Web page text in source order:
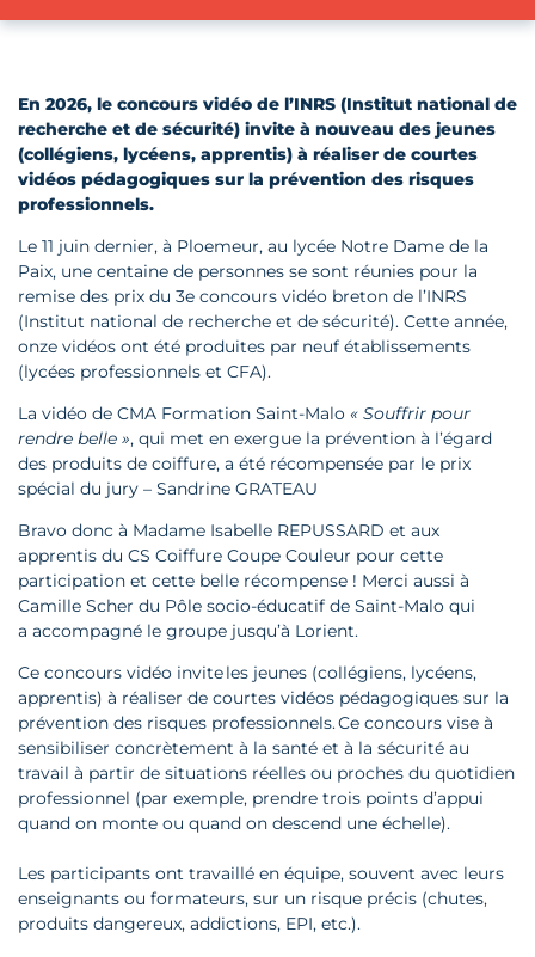
En 2026, le concours vidéo de l’INRS (Institut national de
recherche et de sécurité) invite à nouveau des jeunes
(collégiens, lycéens, apprentis) à réaliser de courtes
vidéos pédagogiques sur la prévention des risques
professionnels.
Le 11 juin dernier, à Ploemeur, au lycée Notre Dame de la
Paix, une centaine de personnes se sont réunies pour la
remise des prix du 3e concours vidéo breton de l’INRS
(Institut national de recherche et de sécurité). Cette année,
onze vidéos ont été produites par neuf établissements
(lycées professionnels et CFA).
La vidéo de CMA Formation Saint-Malo « Souffrir pour
rendre belle », qui met en exergue la prévention à l’égard
des produits de coiffure, a été récompensée par le prix
spécial du jury – Sandrine GRATEAU
Bravo donc à Madame Isabelle REPUSSARD et aux
apprentis du CS Coiffure Coupe Couleur pour cette
participation et cette belle récompense ! Merci aussi à
Camille Scher du Pôle socio-éducatif de Saint-Malo qui
a accompagné le groupe jusqu’à Lorient.
Ce concours vidéo invite les jeunes (collégiens, lycéens,
apprentis) à réaliser de courtes vidéos pédagogiques sur la
prévention des risques professionnels. Ce concours vise à
sensibiliser concrètement à la santé et à la sécurité au
travail à partir de situations réelles ou proches du quotidien
professionnel (par exemple, prendre trois points d’appui
quand on monte ou quand on descend une échelle).
Les participants ont travaillé en équipe, souvent avec leurs
enseignants ou formateurs, sur un risque précis (chutes,
produits dangereux, addictions, EPI, etc.).